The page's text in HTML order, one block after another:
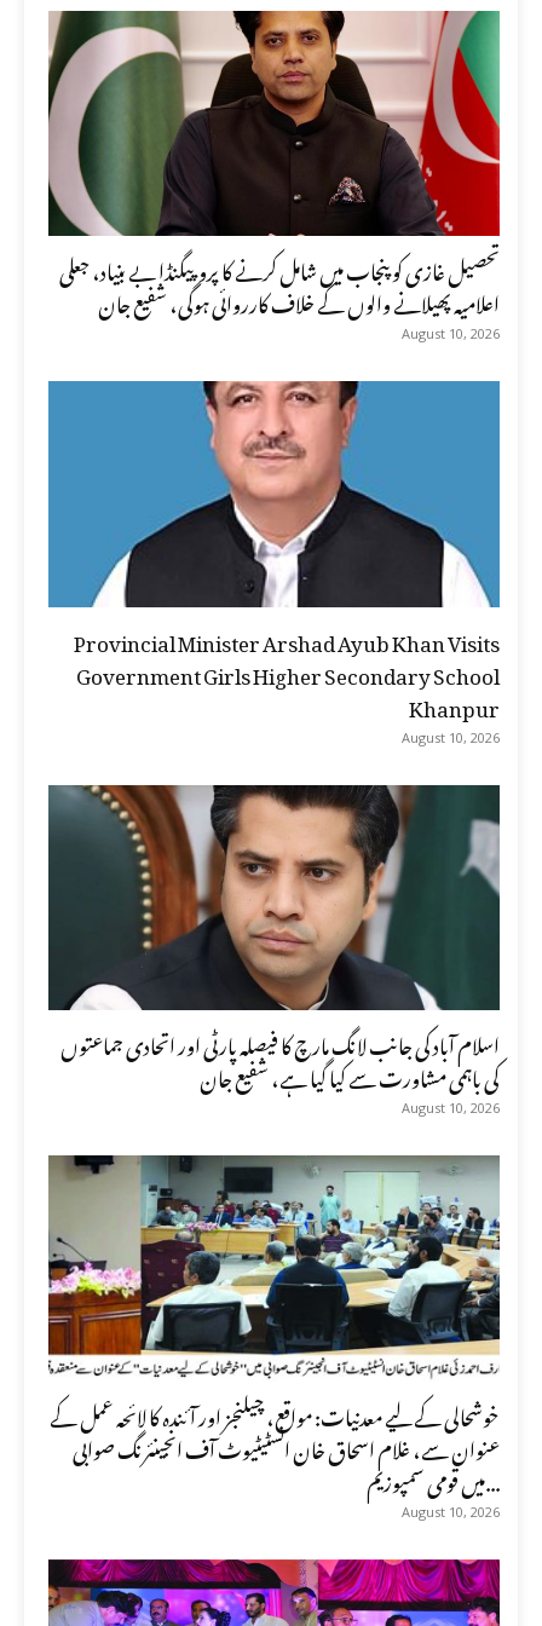
تحصیل غازی کو پنجاب میں شامل کرنے کا پروپیگنڈا بے بنیاد، جعلی
اعلامیہ پھیلانے والوں کے خلاف کارروائی ہوگی، شفیع جان
August 10, 2026
Provincial Minister Arshad Ayub Khan Visits
Government Girls Higher Secondary School
Khanpur
August 10, 2026
اسلام آباد کی جانب لانگ مارچ کا فیصلہ پارٹی اور اتحادی جماعتوں
کی باہمی مشاورت سے کیا گیا ہے، شفیع جان
August 10, 2026
خوشحالی کے لیے معدنیات: مواقع، چیلنجز اور آئندہ کا لائحہ عمل کے
عنوان سے، غلام اسحاق خان انسٹیٹیوٹ آف انجینئرنگ صوابی
میں قومی سمپوزیم...
August 10, 2026